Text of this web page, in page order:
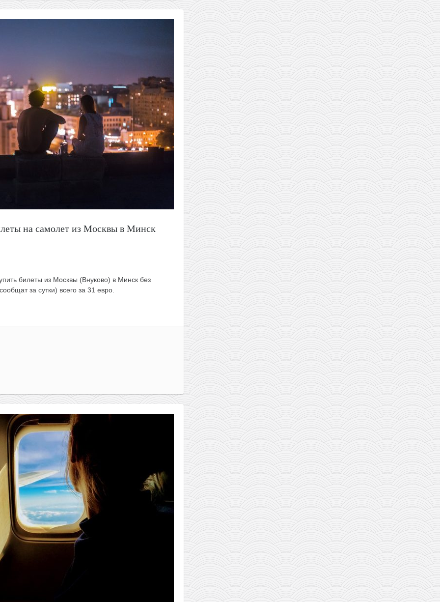
на самолет из Москвы в Минск
билеты из Москвы (Внуково) в Минск без
за сутки) всего за 31 евро.